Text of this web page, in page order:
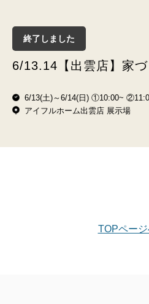
終了しました
6/13.14【出雲店】家
6/13(土)～6/14(日) ①10:00~
アイフルホーム出雲店 展示場
TOPペー